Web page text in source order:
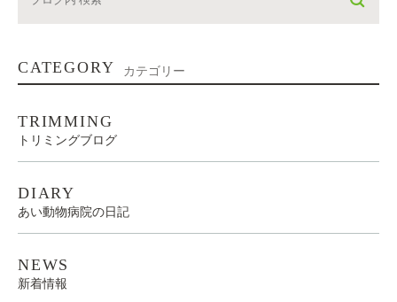
CATEGORY カテゴリー
TRIMMING
トリミングブログ
DIARY
あい動物病院の日記
NEWS
新着情報